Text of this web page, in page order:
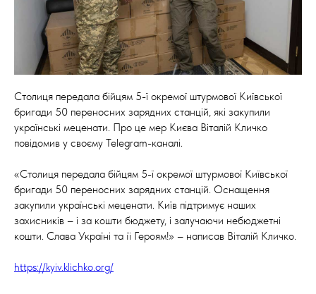
Столиця передала бійцям 5-ї окремої штурмової Київської
бригади 50 переносних зарядних станцій, які закупили
українські меценати. Про це мер Києва Віталій Кличко
повідомив у своєму Telegram-каналі.
«Столиця передала бійцям 5-ї окремої штурмової Київської
бригади 50 переносних зарядних станцій. Оснащення
закупили українські меценати. Київ підтримує наших
захисників – і за кошти бюджету, і залучаючи небюджетні
кошти. Слава Україні та її Героям!» – написав Віталій Кличко.
https://kyiv.klichko.org/